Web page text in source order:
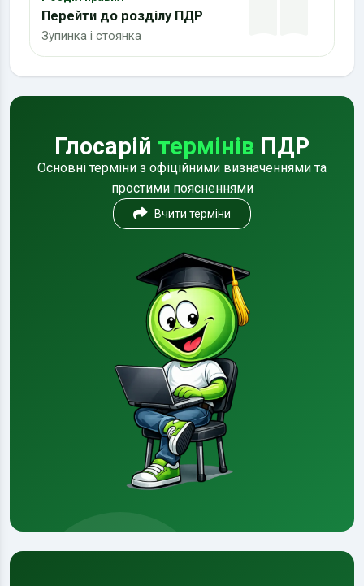
Перейти до розділу ПДР
Зупинка і стоянка
Глосарій термінів ПДР
Основні терміни з офіційними визначеннями та
простими поясненнями
Вчити терміни